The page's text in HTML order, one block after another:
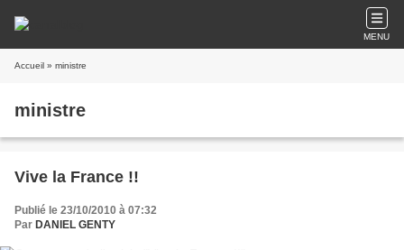
MENU
Accueil » ministre
ministre
Vive la France !!
Publié le 23/10/2010 à 07:32
Par DANIEL GENTY